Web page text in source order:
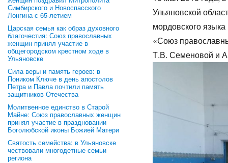
Симбирского и Новоспасского
Лонгина с 65-летием
Царская семья как образ духовного
благочестия: Союз православных
женщин принял участие в
общегородском крестном ходе в
Ульяновске
Сила веры и память героев: в
Поником Ключе в день апостолов
Петра и Павла почтили память
защитников Отечества
Молитвенное единство в Старой
Майне: Союз православных женщин
принял участие в праздновании
Боголюбской иконы Божией Матери
Святость семейства: в Ульяновске
чествовали многодетные семьи
региона
Ульяновской
мордовского
«Союз
Т.В. Семеновой